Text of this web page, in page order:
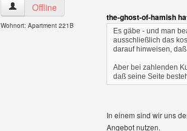
AsgarSerran Benutzer-Profile anzeigen
Offline
Wohnort: Apartment 221B
the-ghost-of-hamish
Es gäbe - und man
ausschließlich das
darauf hinweisen,
Aber bei zahlenden
daß seine Seite
In einem sind wir uns
Angebot nutzen.